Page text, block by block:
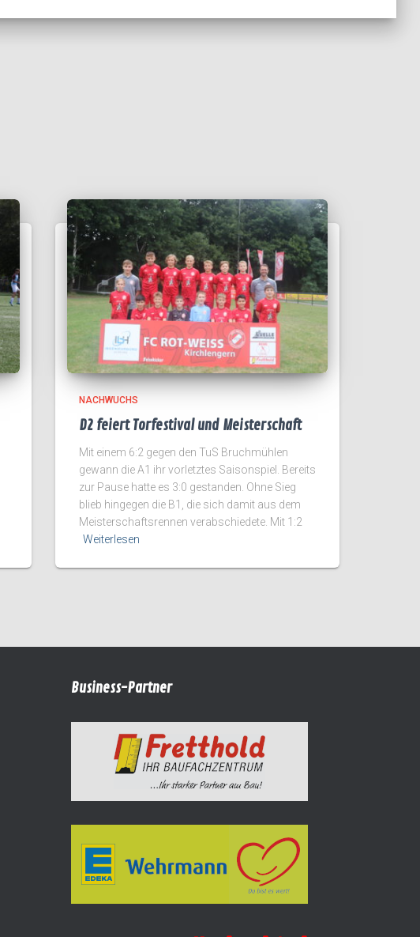
NACHWUCHS
D2 feiert Torfestival und Meisterschaft
Mit einem 6:2 gegen den TuS Bruchmühlen
gewann die A1 ihr vorletztes Saisonspiel. Bereits
zur Pause hatte es 3:0 gestanden. Ohne Sieg
blieb hingegen die B1, die sich damit aus dem
Meisterschaftsrennen verabschiedete. Mit 1:2
Weiterlesen
Business-Partner